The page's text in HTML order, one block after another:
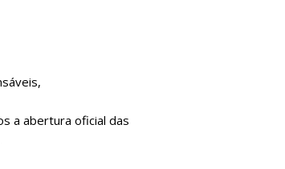
a abertura oficial das